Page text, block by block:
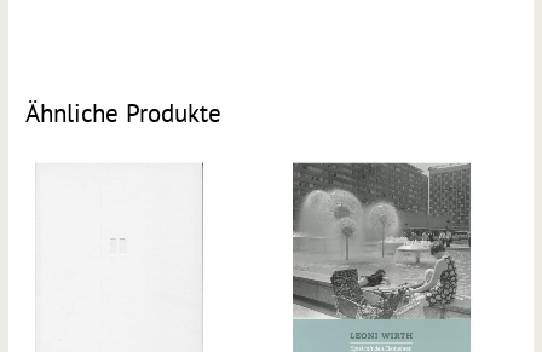
Ähnliche Produkte